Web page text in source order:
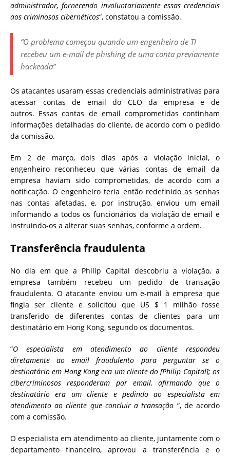
administrador, fornecendo involuntariamente essas credenciais
aos criminosos cibernéticos“, constatou a comissão.
“O problema começou quando um engenheiro de TI
recebeu um e-mail de phishing de uma conta previamente
hackeada”
Os atacantes usaram essas credenciais administrativas para
acessar contas de email do CEO da empresa e de
outros. Essas contas de email comprometidas continham
informações detalhadas do cliente, de acordo com o pedido
da comissão.
Em 2 de março, dois dias após a violação inicial, o
engenheiro reconheceu que várias contas de email da
empresa haviam sido comprometidas, de acordo com a
notificação. O engenheiro teria então redefinido as senhas
nas contas afetadas, e, por instrução, enviou um email
informando a todos os funcionários da violação de email e
instruindo-os a alterar suas senhas, conforme a ordem.
Transferência fraudulenta
No dia em que a Philip Capital descobriu a violação, a
empresa também recebeu um pedido de transação
fraudulenta. O atacante enviou um e-mail à empresa que
fingia ser cliente e solicitou que US $ 1 milhão fosse
transferido de diferentes contas de clientes para um
destinatário em Hong Kong, segundo os documentos.
“O especialista em atendimento ao cliente respondeu
diretamente ao email fraudulento para perguntar se o
destinatário em Hong Kong era um cliente do [Philip Capital]; os
cibercriminosos responderam por email, afirmando que o
destinatário era um cliente e pedindo ao especialista em
atendimento ao cliente que concluir a transação “, de acordo
com a comissão.
O especialista em atendimento ao cliente, juntamente com o
departamento financeiro, aprovou a transferência e o